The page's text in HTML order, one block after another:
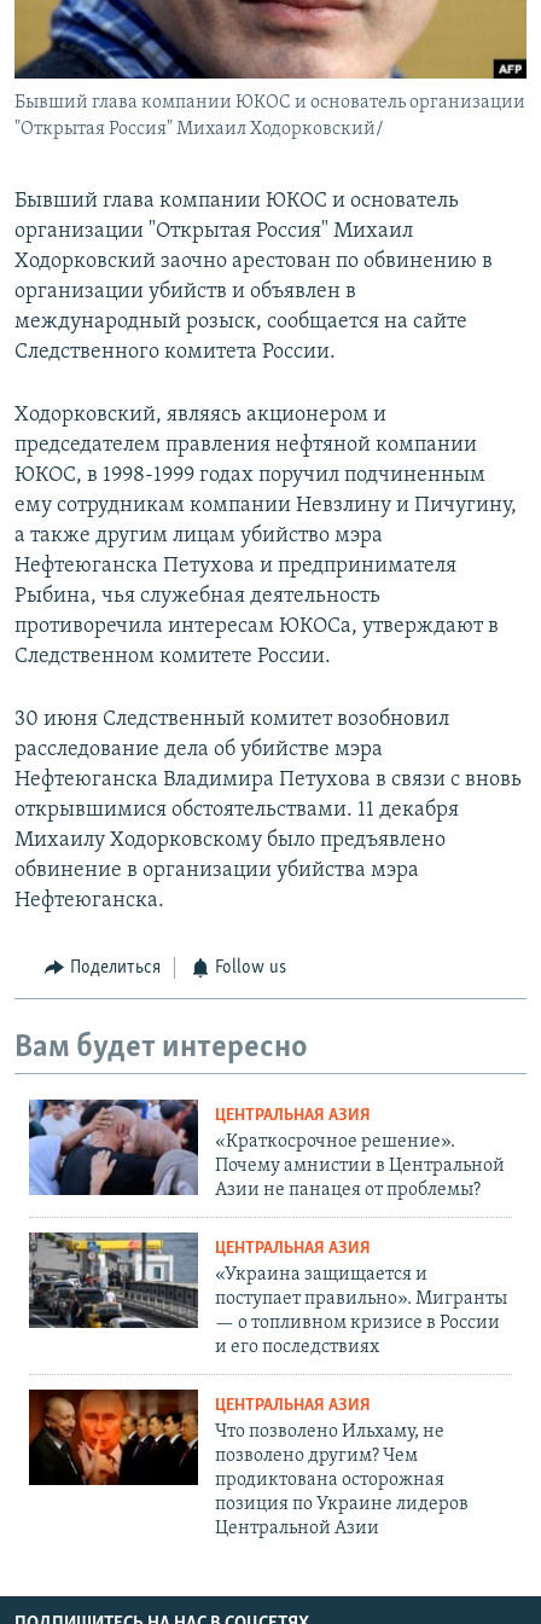
Бывший глава компании ЮКОС и основатель организации
"Открытая Россия" Михаил Ходорковский/
Бывший глава компании ЮКОС и основатель
организации "Открытая Россия" Михаил
Ходорковский заочно арестован по обвинению в
организации убийств и объявлен в
международный розыск, сообщается на сайте
Следственного комитета России.
Ходорковский, являясь акционером и
председателем правления нефтяной компании
ЮКОС, в 1998-1999 годах поручил подчиненным
ему сотрудникам компании Невзлину и Пичугину,
а также другим лицам убийство мэра
Нефтеюганска Петухова и предпринимателя
Рыбина, чья служебная деятельность
противоречила интересам ЮКОСа, утверждают в
Следственном комитете России.
30 июня Следственный комитет возобновил
расследование дела об убийстве мэра
Нефтеюганска Владимира Петухова в связи с вновь
открывшимися обстоятельствами. 11 декабря
Михаилу Ходорковскому было предъявлено
обвинение в организации убийства мэра
Нефтеюганска.
Поделиться Follow us
Вам будет интересно
ЦЕНТРАЛЬНАЯ АЗИЯ
«Краткосрочное решение».
Почему амнистии в Центральной
Азии не панацея от проблемы?
ЦЕНТРАЛЬНАЯ АЗИЯ
«Украина защищается и
поступает правильно». Мигранты
— о топливном кризисе в России
и его последствиях
ЦЕНТРАЛЬНАЯ АЗИЯ
Что позволено Ильхаму, не
позволено другим? Чем
продиктована осторожная
позиция по Украине лидеров
Центральной Азии